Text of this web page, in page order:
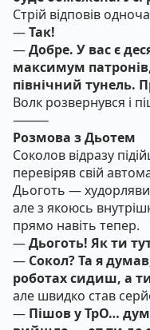
Стрій відповів
—Так!
—Добре. У вас є
максимум
північний тунель.
Волк розвернувся і
⸻
Розмова з Дьотем
Соколов відразу
перевіряв свій
Дьоготь —
але з якоюсь
прямо навіть тепер.
—Дьоготь! Як ти
— Сокол? Та я
роботах сидиш, а
але швидко став
— Пішов у ТрО…